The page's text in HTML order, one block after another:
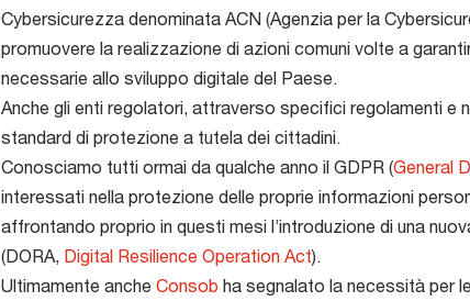
Cybersicurezza denominata ACN (Agenzia per la
promuovere la realizzazione di azioni comuni volte a
necessarie allo sviluppo digitale del Paese.
Anche gli enti regolatori, attraverso specifici regolamenti e
standard di protezione a tutela dei cittadini.
Conosciamo tutti ormai da qualche anno il GDPR (General
interessati nella protezione delle proprie informazioni
affrontando proprio in questi mesi l’introduzione di una
(DORA, Digital Resilience Operation Act).
Ultimamente anche Consob ha segnalato la necessità per